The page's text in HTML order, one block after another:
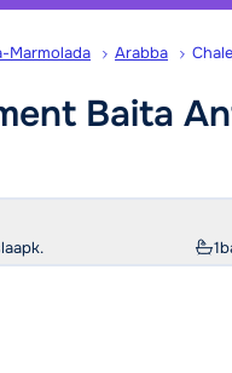
Marmolada Arabba
Baita
1